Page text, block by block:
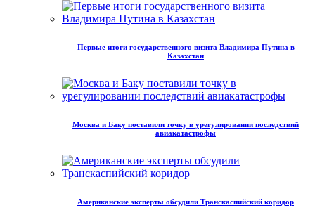
Первые итоги государственного визита Владимира Путина в
Казахстан
Москва и Баку поставили точку в урегулировании последствий
авиакатастрофы
Американские эксперты обсудили Транскаспийский коридор